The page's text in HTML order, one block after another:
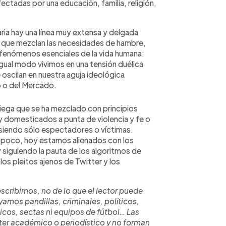
por una educación, familia, religión,
hay una línea muy extensa y delgada
mezclan las necesidades de hambre,
esenciales de la vida humana:
modo vivimos en una tensión duélica
en nuestra aguja ideológica
del Mercado.
que se ha mezclado con principios
domesticados a punta de violencia y fe o
sólo espectadores o víctimas.
hoy estamos alienados con los
la pauta de los algoritmos de
pleitos ajenos de Twitter y los
no de lo que el lector puede
pandillas, criminales, políticos,
sectas ni equipos de fútbol… Las
académico o periodístico y no forman